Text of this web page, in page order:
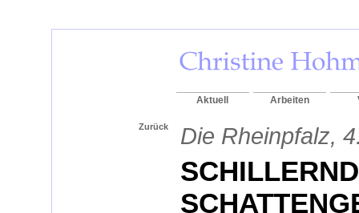
Aktuell Arbeiten
Zurück Die Rheinpfalz,